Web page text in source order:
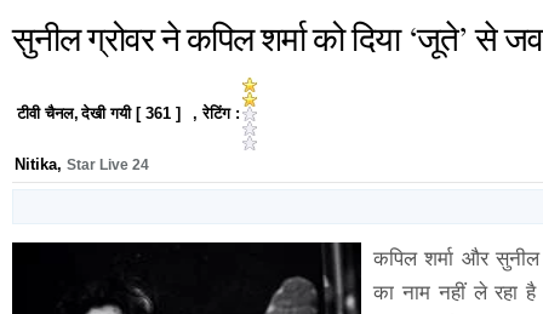
सुनील ग्रोवर ने कपिल शर्मा को दिया ‘जूते’ से
टीवी चैनल, देखी गयी [ 361 ] , रेटिंग :
Nitika, Star Live 24
कपिल शर्मा और सुनील
का नाम नहीं ले रहा